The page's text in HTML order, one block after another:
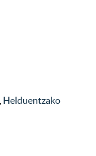
Helduentzako